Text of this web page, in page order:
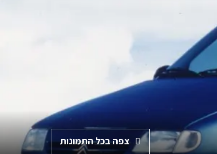
צפה בכל התמונות